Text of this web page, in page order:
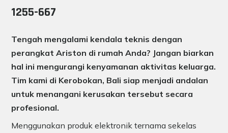
1255-667
Tengah mengalami kendala teknis dengan
perangkat Ariston di rumah Anda? Jangan biarkan
hal ini mengurangi kenyamanan aktivitas keluarga.
Tim kami di Kerobokan, Bali siap menjadi andalan
untuk menangani kerusakan tersebut secara
profesional.
Menggunakan produk elektronik ternama sekelas